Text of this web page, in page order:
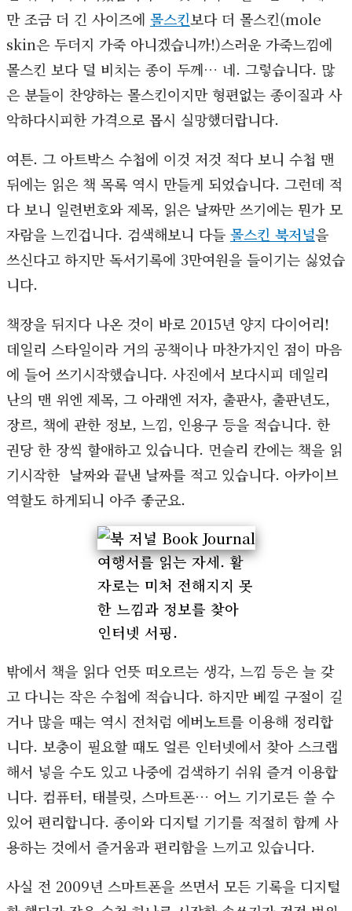
만 조금 더 긴 사이즈에 몰스킨보다 더 몰스킨(mole
skin은 두더지 가죽 아니겠습니까!)스러운 가죽느낌에
몰스킨 보다 덜 비치는 종이 두께… 네. 그렇습니다. 많
은 분들이 찬양하는 몰스킨이지만 형편없는 종이질과 사
악하다시피한 가격으로 몹시 실망했더랍니다.
여튼. 그 아트박스 수첩에 이것 저것 적다 보니 수첩 맨
뒤에는 읽은 책 목록 역시 만들게 되었습니다. 그런데 적
다 보니 일련번호와 제목, 읽은 날짜만 쓰기에는 뭔가 모
자람을 느낀겁니다. 검색해보니 다들 몰스킨 북저널을
쓰신다고 하지만 독서기록에 3만여원을 들이기는 싫었습
니다.
책장을 뒤지다 나온 것이 바로 2015년 양지 다이어리!
데일리 스타일이라 거의 공책이나 마찬가지인 점이 마음
에 들어 쓰기시작했습니다. 사진에서 보다시피 데일리
난의 맨 위엔 제목, 그 아래엔 저자, 출판사, 출판년도,
장르, 책에 관한 정보, 느낌, 인용구 등을 적습니다. 한
권당 한 장씩 할애하고 있습니다. 먼슬리 칸에는 책을 읽
기시작한 날짜와 끝낸 날짜를 적고 있습니다. 아카이브
역할도 하게되니 아주 좋군요.
여행서를 읽는 자세. 활
자로는 미처 전해지지 못
한 느낌과 정보를 찾아
인터넷 서핑.
밖에서 책을 읽다 언뜻 떠오르는 생각, 느낌 등은 늘 갖
고 다니는 작은 수첩에 적습니다. 하지만 베낄 구절이 길
거나 많을 때는 역시 전처럼 에버노트를 이용해 정리합
니다. 보충이 필요할 때도 얼른 인터넷에서 찾아 스크랩
해서 넣을 수도 있고 나중에 검색하기 쉬워 즐겨 이용합
니다. 컴퓨터, 태블릿, 스마트폰… 어느 기기로든 쓸 수
있어 편리합니다. 종이와 디지털 기기를 적절히 함께 사
용하는 것에서 즐거움과 편리함을 느끼고 있습니다.
사실 전 2009년 스마트폰을 쓰면서 모든 기록을 디지털